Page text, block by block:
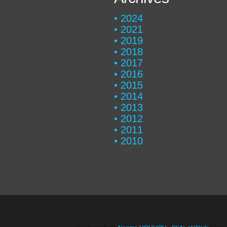
2024
2021
2019
2018
2017
2016
2015
2014
2013
2012
2011
2010